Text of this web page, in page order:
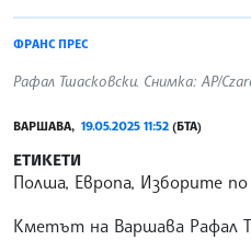
ФРАНС ПРЕС
Рафал Тшасковски. Снимка: AP/
ВАРШАВА, 19.05.2025 11:52 (БТА)
ЕТИКЕТИ
Полша, Европа, Изборите
Кметът на Варшава Рафал